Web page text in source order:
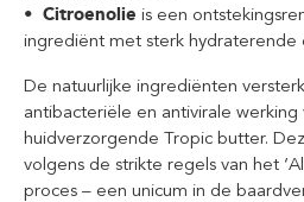
• Citroenolie is een
ingrediënt met sterk hydraterende
De natuurlijke ingrediënten
antibacteriële en antivirale
huidverzorgende Tropic butter.
volgens de strikte regels van het
proces – een unicum in de